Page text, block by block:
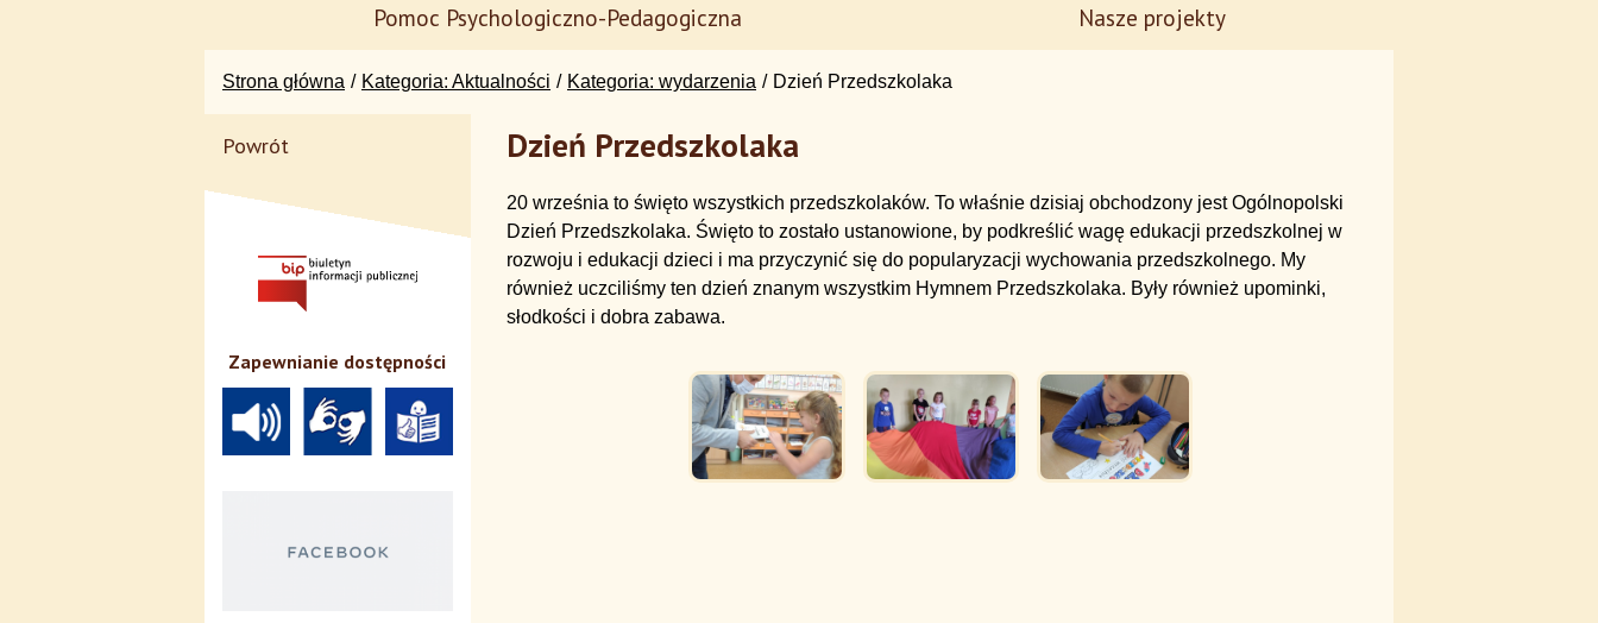
Pomoc Psychologiczno-Pedagogiczna
Nasze projekty
Strona główna Kategoria: Aktualności Kategoria: wydarzenia Dzień Przedszkolaka
Dzień Przedszkolaka
20 września to święto wszystkich przedszkolaków. To właśnie dzisiaj obchodzony jest Ogólnopolski
Dzień Przedszkolaka. Święto to zostało ustanowione, by podkreślić wagę edukacji przedszkolnej w
rozwoju i edukacji dzieci i ma przyczynić się do popularyzacji wychowania przedszkolnego. My
również uczciliśmy ten dzień znanym wszystkim Hymnem Przedszkolaka. Były również upominki,
słodkości i dobra zabawa.
Powrót
Zapewnianie dostępności